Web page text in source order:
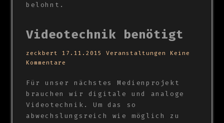
belohnt.
Videotechnik benötigt
zeckbert 17.11.2015 Veranstaltungen
Keine
Kommentare
Für unser nächstes Medienprojekt
brauchen wir digitale und analoge
Videotechnik. Um das so
abwechslungsreich wie möglich zu